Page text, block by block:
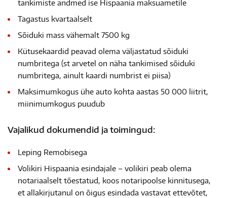
tankimiste andmed ise Hispaania maksuametile
Tagastus kvartaalselt
Sõiduki mass vähemalt 7500 kg
Kütusekaardid peavad olema väljastatud sõiduki
numbritega (st arvetel on näha tankimised sõiduki
numbritega, ainult kaardi numbrist ei piisa)
Maksimumkogus ühe auto kohta aastas 50 000 liitrit,
miinimumkogus puudub
Vajalikud dokumendid ja toimingud:
Leping Remobisega
Volikiri Hispaania esindajale – volikiri peab olema
notariaalselt tõestatud, koos notaripoolse kinnitusega,
et allakirjutanul on õigus esindada vastavat ettevõtet,